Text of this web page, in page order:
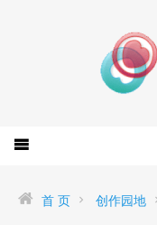
首 页 创作园地